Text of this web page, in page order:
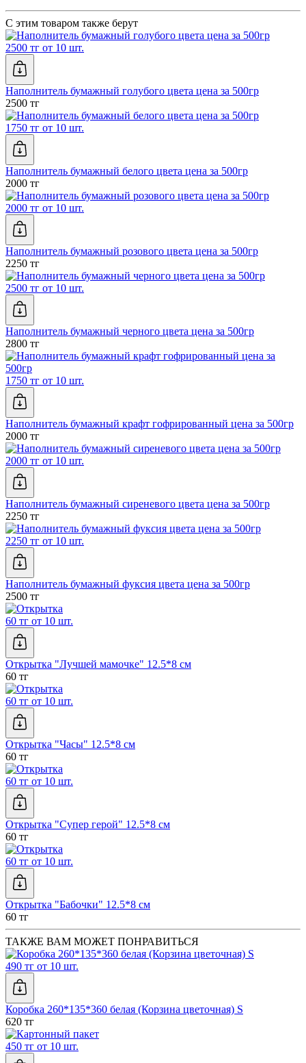
С этим товаром также берут
2500 тг от 10 шт.
Наполнитель бумажный голубого цвета цена за 500гр
2500 тг
1750 тг от 10 шт.
Наполнитель бумажный белого цвета цена за 500гр
2000 тг
2000 тг от 10 шт.
Наполнитель бумажный розового цвета цена за 500гр
2250 тг
2500 тг от 10 шт.
Наполнитель бумажный черного цвета цена за 500гр
2800 тг
1750 тг от 10 шт.
Наполнитель бумажный крафт гофрированный цена за 500гр
2000 тг
2000 тг от 10 шт.
Наполнитель бумажный сиреневого цвета цена за 500гр
2250 тг
2250 тг от 10 шт.
Наполнитель бумажный фуксия цвета цена за 500гр
2500 тг
60 тг от 10 шт.
Открытка "Лучшей мамочке" 12.5*8 см
60 тг
60 тг от 10 шт.
Открытка "Часы" 12.5*8 см
60 тг
60 тг от 10 шт.
Открытка "Супер герой" 12.5*8 см
60 тг
60 тг от 10 шт.
Открытка "Бабочки" 12.5*8 см
60 тг
ТАКЖЕ ВАМ МОЖЕТ ПОНРАВИТЬСЯ
490 тг от 10 шт.
Коробка 260*135*360 белая (Корзина цветочная) S
620 тг
450 тг от 10 шт.